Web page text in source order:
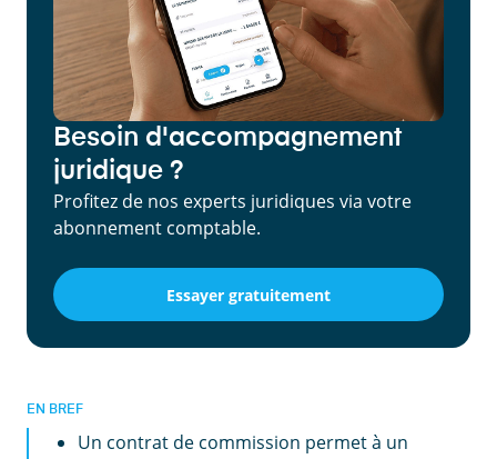
Besoin d'accompagnement
juridique ?
Profitez de nos experts juridiques via votre
abonnement comptable.
Essayer gratuitement
EN BREF
Un contrat de commission permet à un